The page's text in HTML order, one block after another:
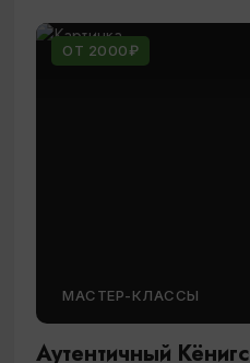
ОТ 2000₽
МАСТЕР-КЛАССЫ
Аутентичный